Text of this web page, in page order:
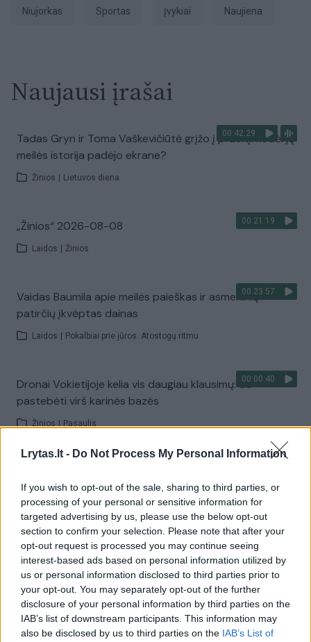
Lrytas.lt - Do Not Process My Personal Information
If you wish to opt-out of the sale, sharing to third parties, or
processing of your personal or sensitive information for
targeted advertising by us, please use the below opt-out
section to confirm your selection. Please note that after your
opt-out request is processed you may continue seeing
interest-based ads based on personal information utilized by
us or personal information disclosed to third parties prior to
your opt-out. You may separately opt-out of the further
disclosure of your personal information by third parties on the
IAB’s list of downstream participants. This information may
also be disclosed by us to third parties on the IAB’s List of
Niujorkas Sportas Įvykiai naujiena
Naujausi įrašai
00:42:29
Tadas Gryn ir Toma Vaškevičiūtė grįžo į praeitį: kodėl jų
meilės istorija padėjo ekrane?
Žinios Lietuvos diena
00:21:19
„Žinios“ 2026-08-08
Laidos Žinios
00:23:57
Vaidas Baumila apie meilės paieškas ir asmeninių
patirčių įkvėptas dainas
Laidos Pokalbiai prie jūros. Atostogų ritmu
00:00:40
Dronai Vokietijoje kelia vis daugiau klausimų: du
pastebėti virš karinės bazės
Žinios Pasaulis
Žiūrimiausi įrašai
00:00:30
Vaizdai iš tragiškos avarijos Vilniaus r.: dviejų moterų ir
vaiko gyvybių išgelbėti nepavyko
Žinios Lietuvos diena